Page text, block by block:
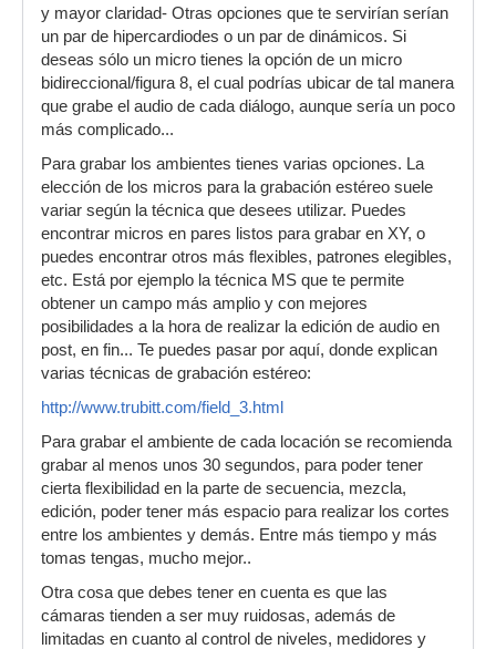
y mayor claridad- Otras opciones que te servirían serían
un par de hipercardiodes o un par de dinámicos. Si
deseas sólo un micro tienes la opción de un micro
bidireccional/figura 8, el cual podrías ubicar de tal manera
que grabe el audio de cada diálogo, aunque sería un poco
más complicado...
Para grabar los ambientes tienes varias opciones. La
elección de los micros para la grabación estéreo suele
variar según la técnica que desees utilizar. Puedes
encontrar micros en pares listos para grabar en XY, o
puedes encontrar otros más flexibles, patrones elegibles,
etc. Está por ejemplo la técnica MS que te permite
obtener un campo más amplio y con mejores
posibilidades a la hora de realizar la edición de audio en
post, en fin... Te puedes pasar por aquí, donde explican
varias técnicas de grabación estéreo:
http://www.trubitt.com/field_3.html
Para grabar el ambiente de cada locación se recomienda
grabar al menos unos 30 segundos, para poder tener
cierta flexibilidad en la parte de secuencia, mezcla,
edición, poder tener más espacio para realizar los cortes
entre los ambientes y demás. Entre más tiempo y más
tomas tengas, mucho mejor..
Otra cosa que debes tener en cuenta es que las
cámaras tienden a ser muy ruidosas, además de
limitadas en cuanto al control de niveles, medidores y